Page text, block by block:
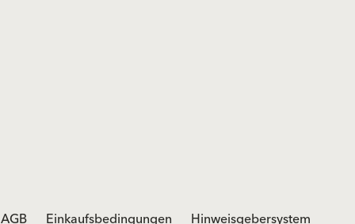
AGB Einkaufsbedingungen Hinweisgebersystem